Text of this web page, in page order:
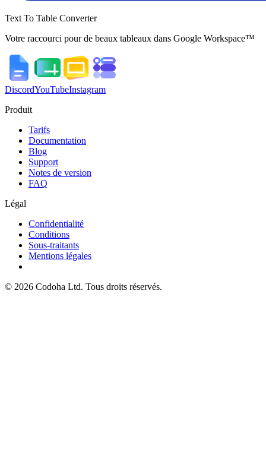
Text To Table Converter
Votre raccourci pour de beaux tableaux dans Google Workspace™
DiscordYouTubeInstagram
Produit
Tarifs
Documentation
Blog
Support
Notes de version
FAQ
Légal
Confidentialité
Conditions
Sous-traitants
Mentions légales
© 2026 Codoha Ltd. Tous droits réservés.